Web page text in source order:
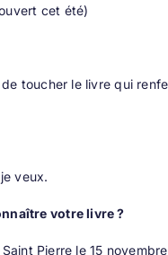
cet été)
toucher le livre qui
veux.
votre livre ?
Pierre le 15